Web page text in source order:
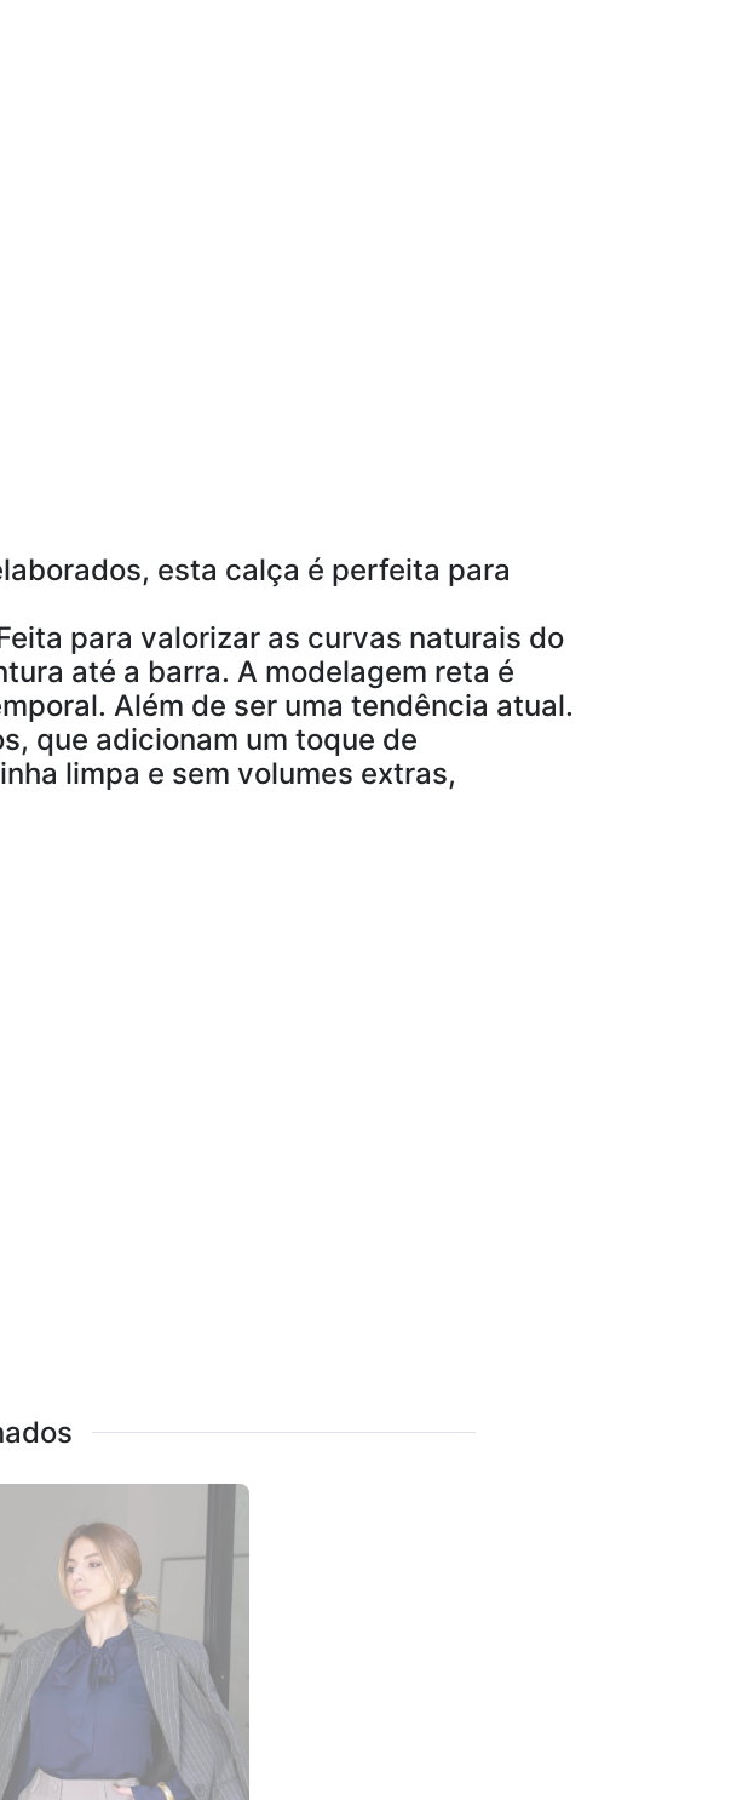
esta calça é perfeita para
para valorizar as curvas naturais do
até a barra. A modelagem reta é
Além de ser uma tendência atual.
que adicionam um toque de
limpa e sem volumes extras,